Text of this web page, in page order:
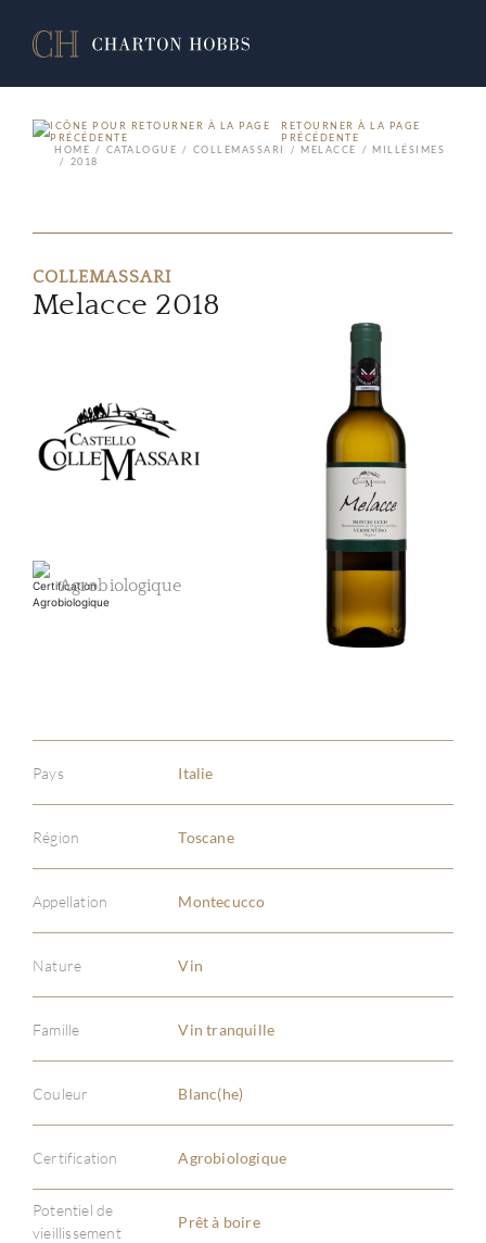
RETOURNER À LA PAGE
PRÉCÉDENTE
HOME
CATALOGUE COLLEMASSARI MELACCE
MILLÉSIMES
2018
COLLEMASSARI
Melacce 2018
Agrobiologique
Pays Italie
Région Toscane
Appellation Montecucco
Nature Vin
Famille Vin tranquille
Couleur Blanc(he)
Certification Agrobiologique
Potentiel de
vieillissement
Prêt à boire